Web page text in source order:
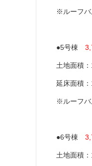
※ルーフバ
●5号棟
土地面積
延床面積
※ルーフバ
●6号棟
土地面積